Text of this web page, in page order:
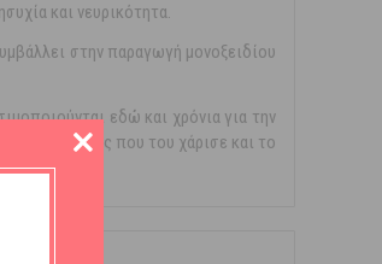
και νευρικότητα.
στην παραγωγή μονοξειδίου
εδώ και χρόνια για την
γεγονός που του χάρισε και το